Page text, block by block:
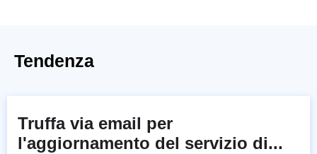
Tendenza
Truffa via email per
l'aggiornamento del servizio di...